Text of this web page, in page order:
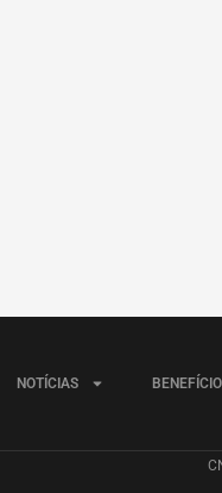
NOTÍCIAS